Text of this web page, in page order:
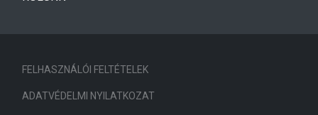
FELHASZNÁLÓI FELTÉTELEK
ADATVÉDELMI NYILATKOZAT